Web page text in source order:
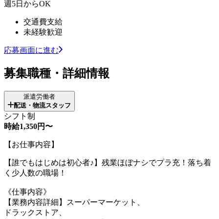
週5日からOK
交通費支給
未経験歓迎
応募画面に進む
募集職種・詳細情報
派遣労働者
配送・物流スタッフ
シフト制
時給1,350円〜
【お仕事内容】
【誰でもはじめは初心者♪】残業ほぼナシでプラ充！落ち着
く少人数の職場！
《仕事内容》
【業務内容詳細】スーパーマーケット、
ドラックストア、